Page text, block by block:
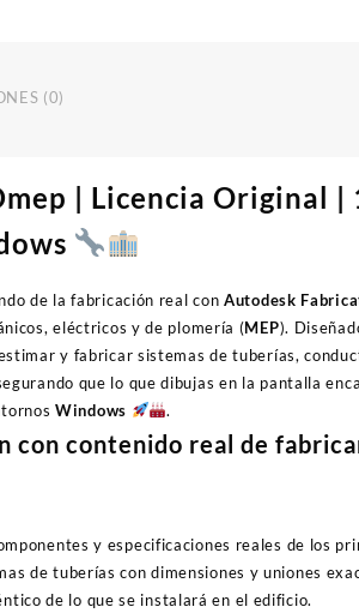
(0)
| Licencia Original |
de la fabricación real conAutodesk
eléctricos y de plomería (MEP).
y fabricar sistemas de tuberías,
que lo que dibujas en la pantalla
Windows .
con contenido real de
y especificaciones reales de los
de tuberías con dimensiones y uniones
de lo que se instalará en el edificio.